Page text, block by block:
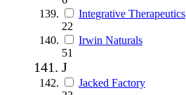
Integrative Therapeutics
22
Irwin Naturals
51
J
Jacked Factory